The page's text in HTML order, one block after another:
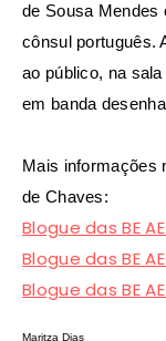
de Sousa Mendes
cônsul português.
ao público, na
em banda
Mais informações
de Chaves:
Blogue das BE
Blogue das BE
Blogue das BE
Maritza Dias